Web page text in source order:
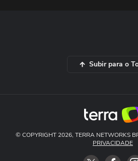
Subir para o
© COPYRIGHT 2026, TERRA NETWORKS
PRIVACIDADE